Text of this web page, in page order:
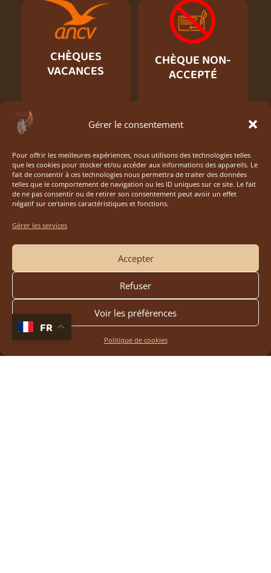
Gérer le consentement
Pour offrir les meilleures expériences, nous utilisons des technologies telles
que les cookies pour stocker et/ou accéder aux informations des appareils. Le
fait de consentir à ces technologies nous permettra de traiter des données
telles que le comportement de navigation ou les ID uniques sur ce site. Le fait
de ne pas consentir ou de retirer son consentement peut avoir un effet
négatif sur certaines caractéristiques et fonctions.
Gérer les services
Accepter
Refuser
Voir les préférences
Politique de cookies
CHÈQUES
VACANCES
CHÈQUE NON-
ACCEPTÉ
FR